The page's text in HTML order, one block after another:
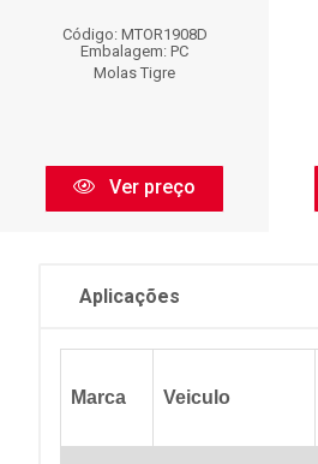
Código: MTOR1908D
Embalagem: PC
Molas Tigre
Ver preço
Aplicações
Marca Veiculo